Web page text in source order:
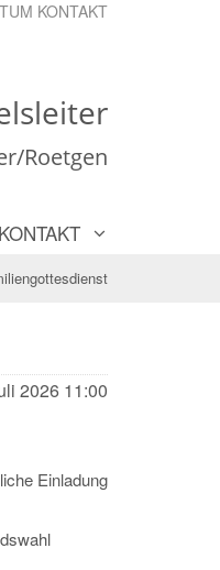
KONTAKT
Roetgen
KONTAKT
2026 11:00
Einladung